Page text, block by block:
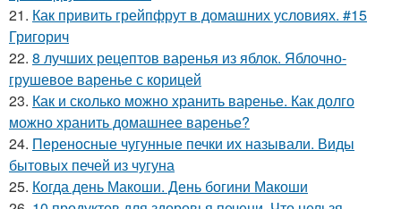
21. Как привить грейпфрут в домашних условиях. #15
Григорич
22. 8 лучших рецептов варенья из яблок. Яблочно-
грушевое варенье с корицей
23. Как и сколько можно хранить варенье. Как долго
можно хранить домашнее варенье?
24. Переносные чугунные печки их называли. Виды
бытовых печей из чугуна
25. Когда день Макоши. День богини Макоши